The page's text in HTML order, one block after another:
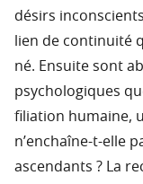
désirs
lien de continuité
né. Ensuite sont
psychologiques
filiation humaine,
n’enchaîne-t-elle
ascendants ? La